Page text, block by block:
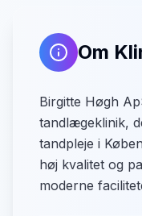
Om
Birgitte Høgh
tandlægeklinik,
tandpleje i
høj kvalitet og
moderne